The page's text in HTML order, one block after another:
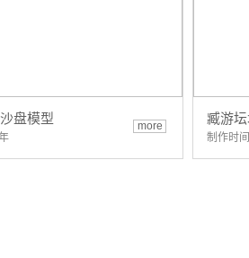
盘模型 more 臧游
制作时